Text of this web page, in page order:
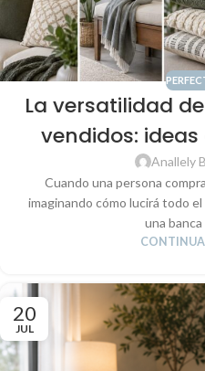
La versatilidad
vendidos:
textiles para
Anallely
Cuando una persona
imaginando cómo lucirá todo
una banca
20
JUL